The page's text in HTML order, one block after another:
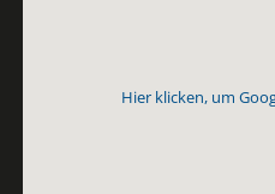
Hier klicken, um